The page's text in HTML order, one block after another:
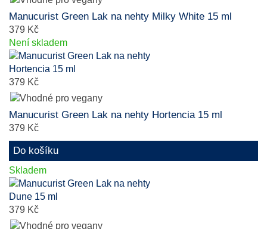
Manucurist Green Lak na nehty Milky White 15 ml
379 Kč
Není skladem
379 Kč
Manucurist Green Lak na nehty Hortencia 15 ml
379 Kč
Do košíku
Skladem
379 Kč